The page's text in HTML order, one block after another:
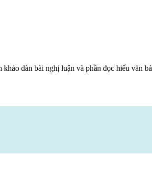
dàn bài nghị luận và phần đọc hiểu văn